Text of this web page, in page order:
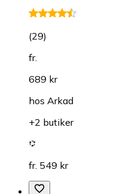
(29)
fr.
689 kr
hos Arkad
+2 butiker
fr. 549 kr